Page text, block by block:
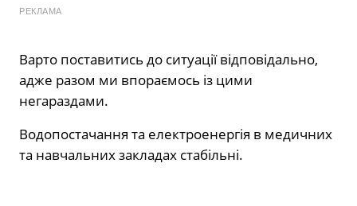
РЕКЛАМА
Варто поставитись до ситуації відповідально,
адже разом ми впораємось із цими
негараздами.
Водопостачання та електроенергія в медичних
та навчальних закладах стабільні.